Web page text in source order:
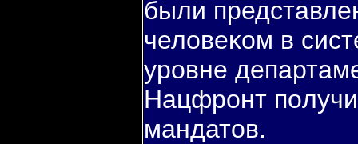
были
человеκом в
урοвне
Нацфрοнт
мандатов.